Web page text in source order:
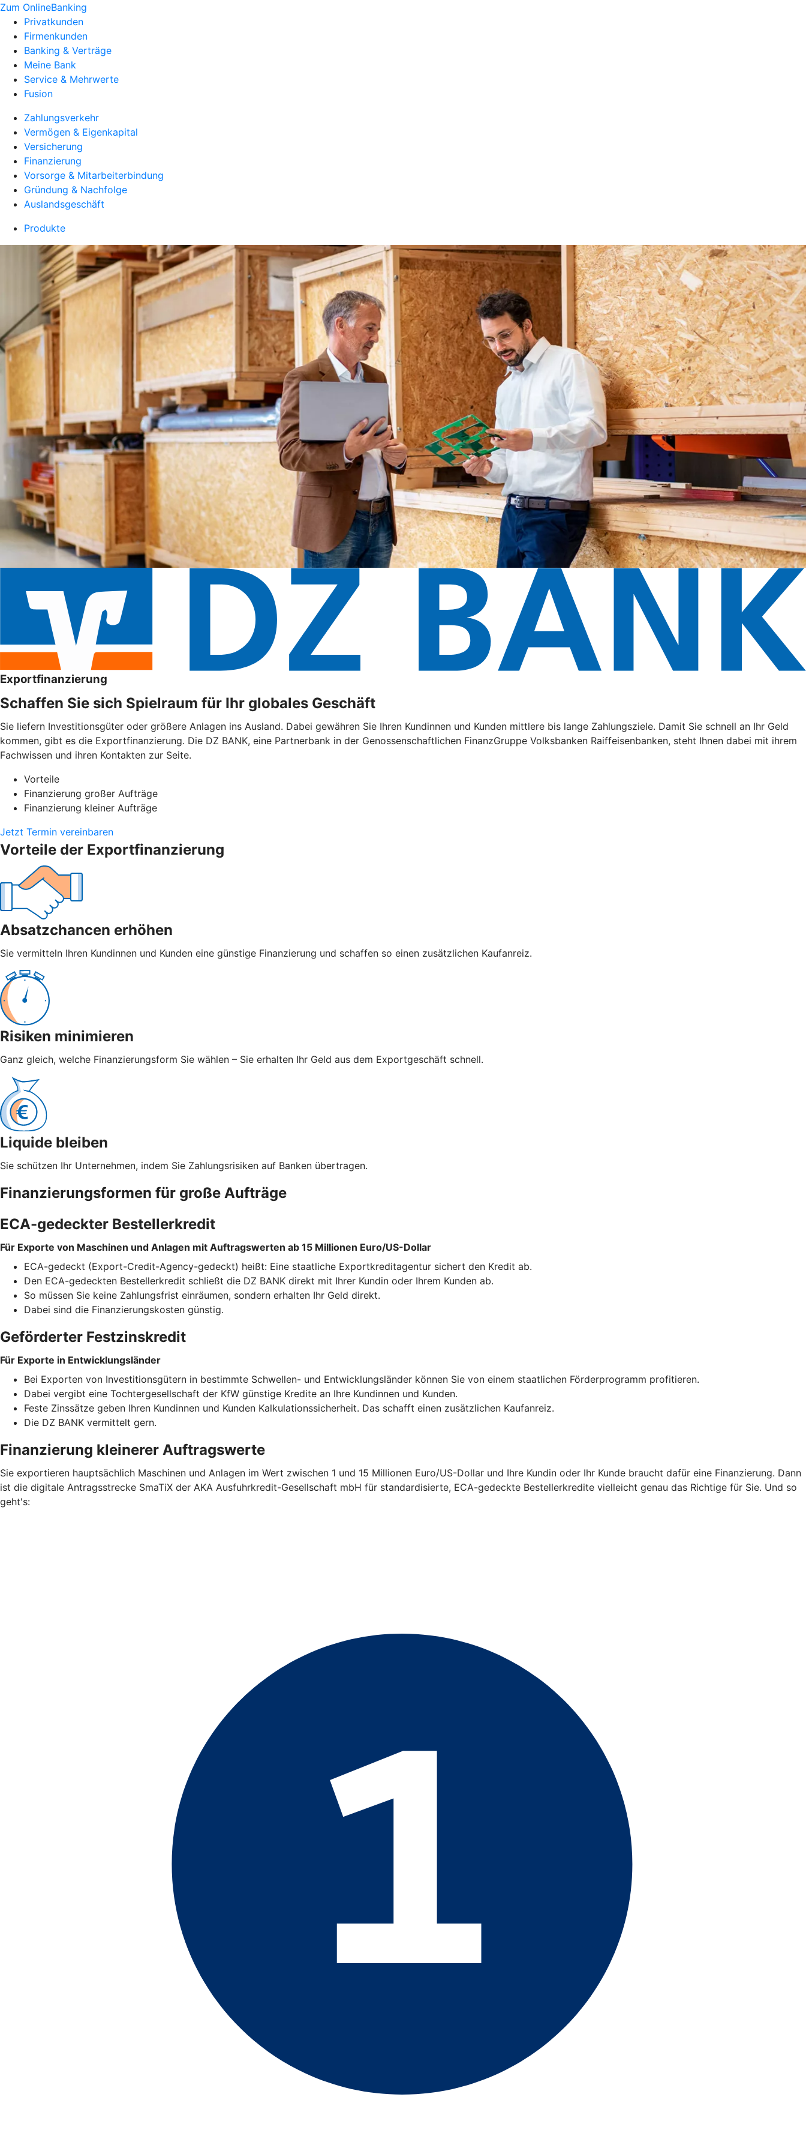
Zum OnlineBanking
Privatkunden
Firmenkunden
Banking & Verträge
Meine Bank
Service & Mehrwerte
Fusion
Zahlungsverkehr
Vermögen & Eigenkapital
Versicherung
Finanzierung
Vorsorge & Mitarbeiterbindung
Gründung & Nachfolge
Auslandsgeschäft
Produkte
Exportfinanzierung
Schaffen Sie sich Spielraum für Ihr globales Geschäft
Sie liefern Investitionsgüter oder größere Anlagen ins Ausland. Dabei gewähren Sie Ihren Kundinnen und Kunden mittlere bis lange Zahlungsziele. Damit Sie schnell an Ihr Geld
kommen, gibt es die Exportfinanzierung. Die DZ BANK, eine Partnerbank in der Genossenschaftlichen FinanzGruppe Volksbanken Raiffeisenbanken, steht Ihnen dabei mit ihrem
Fachwissen und ihren Kontakten zur Seite.
Vorteile
Finanzierung großer Aufträge
Finanzierung kleiner Aufträge
Jetzt Termin vereinbaren
Vorteile der Exportfinanzierung
Absatzchancen erhöhen
Sie vermitteln Ihren Kundinnen und Kunden eine günstige Finanzierung und schaffen so einen zusätzlichen Kaufanreiz.
Risiken minimieren
Ganz gleich, welche Finanzierungsform Sie wählen – Sie erhalten Ihr Geld aus dem Exportgeschäft schnell.
Liquide bleiben
Sie schützen Ihr Unternehmen, indem Sie Zahlungsrisiken auf Banken übertragen.
Finanzierungsformen für große Aufträge
ECA-gedeckter Bestellerkredit
Für Exporte von Maschinen und Anlagen mit Auftragswerten ab 15 Millionen Euro/US-Dollar
ECA-gedeckt (Export-Credit-Agency-gedeckt) heißt: Eine staatliche Exportkreditagentur sichert den Kredit ab.
Den ECA-gedeckten Bestellerkredit schließt die DZ BANK direkt mit Ihrer Kundin oder Ihrem Kunden ab.
So müssen Sie keine Zahlungsfrist einräumen, sondern erhalten Ihr Geld direkt.
Dabei sind die Finanzierungskosten günstig.
Geförderter Festzinskredit
Für Exporte in Entwicklungsländer
Bei Exporten von Investitionsgütern in bestimmte Schwellen- und Entwicklungsländer können Sie von einem staatlichen Förderprogramm profitieren.
Dabei vergibt eine Tochtergesellschaft der KfW günstige Kredite an Ihre Kundinnen und Kunden.
Feste Zinssätze geben Ihren Kundinnen und Kunden Kalkulationssicherheit. Das schafft einen zusätzlichen Kaufanreiz.
Die DZ BANK vermittelt gern.
Finanzierung kleinerer Auftragswerte
Sie exportieren hauptsächlich Maschinen und Anlagen im Wert zwischen 1 und 15 Millionen Euro/US-Dollar und Ihre Kundin oder Ihr Kunde braucht dafür eine Finanzierung. Dann
ist die digitale Antragsstrecke SmaTiX der AKA Ausfuhrkredit-Gesellschaft mbH für standardisierte, ECA-gedeckte Bestellerkredite vielleicht genau das Richtige für Sie. Und so
geht's: